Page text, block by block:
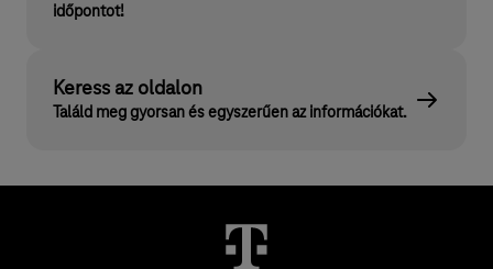
időpontot!
Keress az oldalon
Találd meg gyorsan és egyszerűen az információkat.